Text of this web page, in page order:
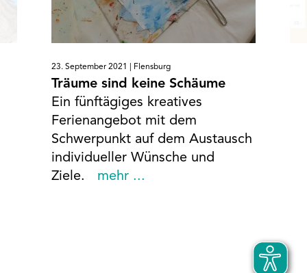
23. September 2021 | Flensburg
Träume sind keine Schäume
Ein fünftägiges kreatives
Ferienangebot mit dem
Schwerpunkt auf dem Austausch
individueller Wünsche und
Ziele.
mehr ...